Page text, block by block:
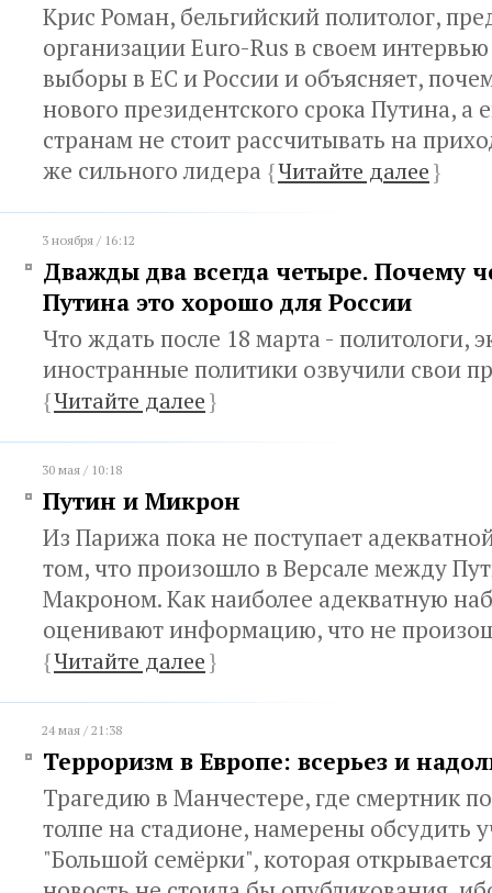
Крис Роман, бельгийский политолог,
организации Еuro-Rus в своем
выборы в ЕС и России и объясняет,
нового президентского срока Путина, а
странам не стоит рассчитывать на
же сильного лидера {Читайте далее}
3 ноября / 16:12
Дважды два всегда четыре. Почему
Путина это хорошо для России
Что ждать после 18 марта - политологи,
иностранные политики озвучили свои
{Читайте далее}
30 мая / 10:18
Путин и Микрон
Из Парижа пока не поступает
том, что произошло в Версале между
Макроном. Как наиболее адекватную
оценивают информацию, что не
{Читайте далее}
24 мая / 21:38
Терроризм в Европе: всерьез и
Трагедию в Манчестере, где смертник
толпе на стадионе, намерены обсудить
"Большой семёрки", которая